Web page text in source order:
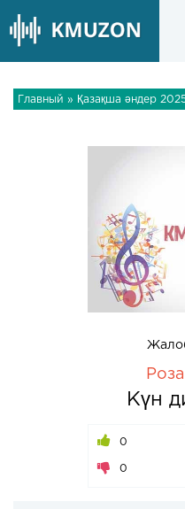
Главный » Қазақша әндер
Күн
0
0